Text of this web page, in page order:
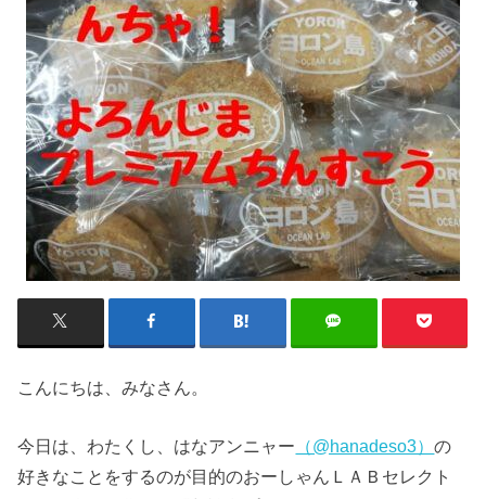
こんにちは、みなさん。
今日は、わたくし、はなアンニャー （@hanadeso3）の
好きなことをするのが目的のおーしゃんＬＡＢセレクト